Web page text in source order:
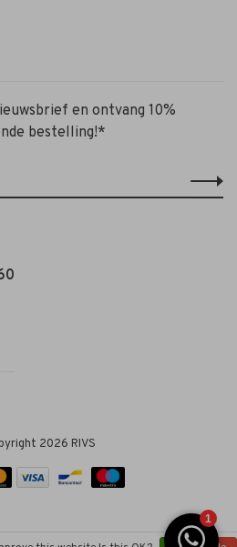
en ontvang 10%
bestelling!*
2026 RIVS